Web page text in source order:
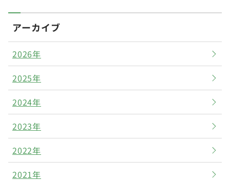
アーカイブ
2026年
2025年
2024年
2023年
2022年
2021年